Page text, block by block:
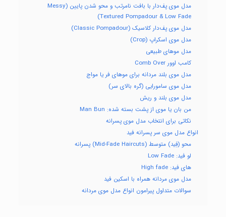
مدل موی پف‌دار با بافت نامرتب و محو شدن پایین (Messy
Textured Pompadour & Low Fade)
مدل موی پف‌دار کلاسیک (Classic Pompadour)
مدل موی اسکراپ (Crop)
مدل موهای طبیعی
کامب اوور Comb Over
مدل موی بلند مردانه برای موهای فر یا مواج
مدل موی سامورایی (گره بالای سر)
مدل موی بلند و ریش
من بان یا موی از پشت بسته شده: Man Bun
نکاتی برای انتخاب مدل موی پسرانه
انواع مدل موی سر پسرانه فید
محو (فِید) متوسط (Mid-Fade Haircuts) پسرانه
لو فید: Low Fade
های فید: High fade
مدل موی مردانه همراه با اسکین فید
سوالات متداول پیرامون انواع مدل موی مردانه